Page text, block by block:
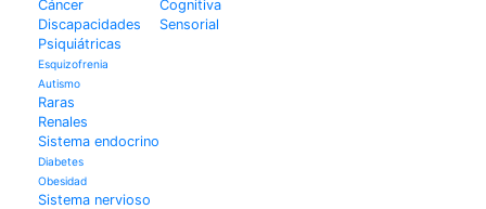
Cáncer
Discapacidades
Psiquiátricas
Esquizofrenia
Autismo
Raras
Renales
Sistema endocrino
Diabetes
Obesidad
Sistema nervioso
Cognitiva
Sensorial